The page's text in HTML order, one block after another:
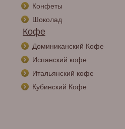
Конфеты
Шоколад
Кофе
Доминиканский Кофе
Испанский кофе
Итальянский кофе
Кубинский Кофе